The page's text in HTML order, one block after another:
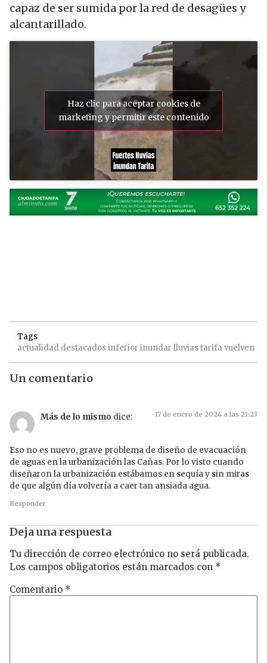
capaz de ser sumida por la red de desagües y
alcantarillado.
Haz clic para aceptar cookies de
marketing y permitir este contenido
Tags
actualidad destacadosinferior inundar lluviastarifa vuelven
Un comentario
Más de lo mismo dice: 17 de enero de 2024 a las 21:23
Eso no es nuevo, grave problema de diseño de evacuación
de aguas en la urbanización las Cañas. Por lo visto cuando
diseñaron la urbanización estábamos en sequía y sin miras
de que algún día volvería a caer tan ansiada agua.
Responder
Deja una respuesta
Tu dirección de correo electrónico no será publicada.
Los campos obligatorios están marcados con *
Comentario *